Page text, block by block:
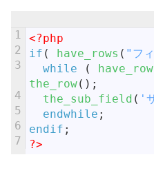
1
2
3
4
5
6
7
<?php
if ( have_rows ( "フ
while
(
the_row( ) ;
the_sub_field ( '
endwhile ;
endif ;
?>